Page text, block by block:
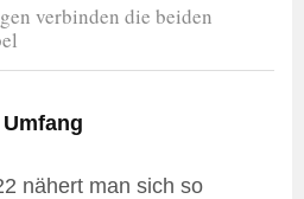
verbinden die beiden
nähert man sich so